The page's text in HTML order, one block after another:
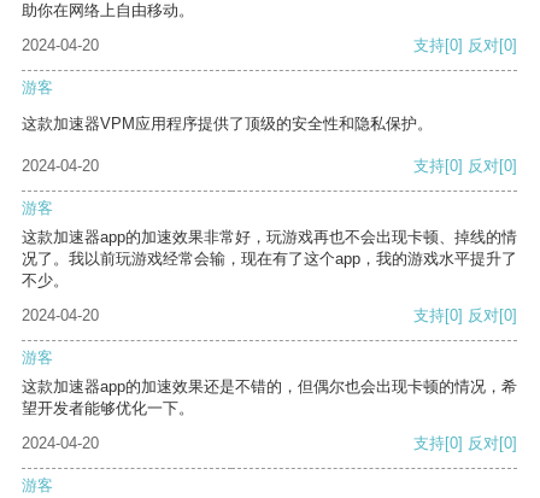
助你在网络上自由移动。
2024-04-20
支持[0] 反对[0]
游客
这款加速器VPM应用程序提供了顶级的安全性和隐私保护。
2024-04-20 支持[0] 反对[0]
游客
这款加速器app的加速效果非常好，玩游戏再也不会出现卡顿、掉线的情
况了。我以前玩游戏经常会输，现在有了这个app，我的游戏水平提升了
不少。
2024-04-20
支持[0] 反对[0]
游客
这款加速器app的加速效果还是不错的，但偶尔也会出现卡顿的情况，希
望开发者能够优化一下。
2024-04-20
支持[0] 反对[0]
游客